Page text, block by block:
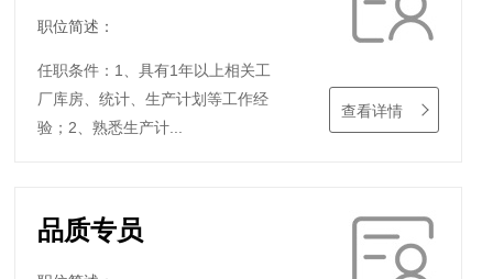
职位简述：
任职条件：1、具有1年以上相关工
厂库房、统计、生产计划等工作经
验；2、熟悉生产计...
查看详情
品质专员